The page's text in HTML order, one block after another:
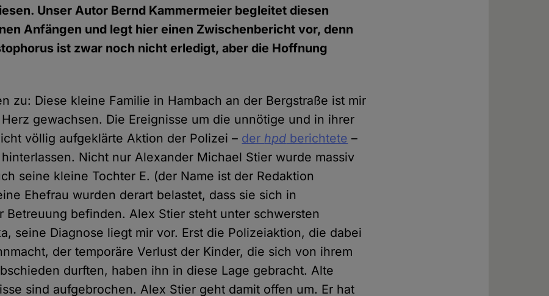
Unser Autor Bernd Kammermeier begleitet diesen
Anfängen und legt hier einen Zwischenbericht vor, denn
ist zwar noch nicht erledigt, aber die Hoffnung
zu: Diese kleine Familie in Hambach an der Bergstraße ist mir
gewachsen. Die Ereignisse um die unnötige und in ihrer
völlig aufgeklärte Aktion der Polizei – der hpd berichtete –
Nicht nur Alexander Michael Stier wurde massiv
seine kleine Tochter E. (der Name ist der Redaktion
Ehefrau wurden derart belastet, dass sie sich in
Betreuung befinden. Alex Stier steht unter schwersten
seine Diagnose liegt mir vor. Erst die Polizeiaktion, die dabei
der temporäre Verlust der Kinder, die sich von ihrem
durften, haben ihn in diese Lage gebracht. Alte
sind aufgebrochen. Alex Stier geht damit offen um. Er hat